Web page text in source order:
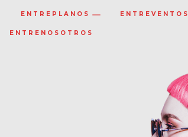
ENTREPLANOS ENTREVENTOS
ENTRENOSOTROS